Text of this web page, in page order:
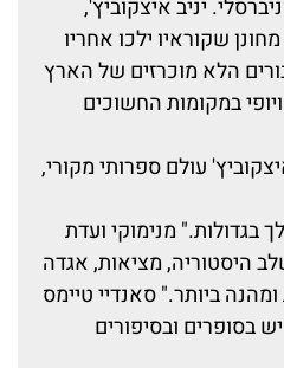
יניב איצקוביץ',
שקוראיו ילכו אחריו
הלא מוכרזים של הארץ
במקומות החשוכים
עולם ספרותי מקורי,
בגדולות." מנימוקי ועדת
היסטוריה, מציאות, אגדה
ביותר." סאנדיי טיימס
בסופרים ובסיפורים